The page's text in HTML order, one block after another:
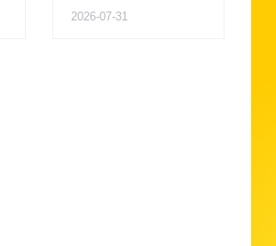
2026-07-31